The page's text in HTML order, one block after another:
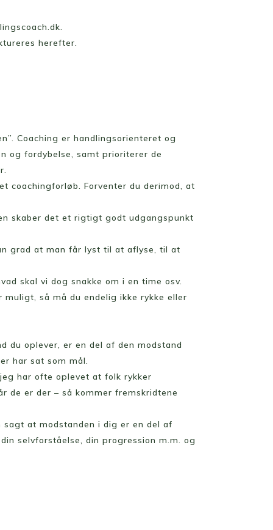
herefter.
Coaching er handlingsorienteret og
og fordybelse, samt prioriterer de
coachingforløb. Forventer du derimod, at
skaber det et rigtigt godt udgangspunkt
grad at man får lyst til at aflyse, til at
skal vi dog snakke om i en time osv.
så må du endelig ikke rykke eller
du oplever, er en del af den modstand
har sat som mål.
har ofte oplevet at folk rykker
de er der – så kommer fremskridtene
at modstanden i dig er en del af
selvforståelse, din progression m.m. og